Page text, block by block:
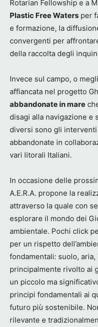
Rotarian Fellowship e a
Plastic Free Waters per
e formazione, la
convergenti per
della raccolta degli
Invece sul campo, o
affiancata nel progetto
abbandonate in mare
disagi alla navigazione e
diversi sono gli
abbandonate in
vari litorali Italiani.
In occasione delle
A.E.R.A. propone la
attraverso la quale con
esplorare il mondo dei
ambientale. Pochi click
per un rispetto
fondamentali: suolo, aria,
principalmente rivolto ai
un piccolo ma
principi fondamentali ai
futuro più sostenibile.
rilevante e